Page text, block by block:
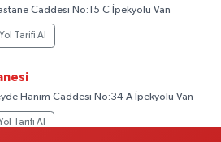
Caddesi No:15 C İpekyolu Van
Yol Tarifi Al
Hanım Caddesi No:34 A İpekyolu Van
Tarifi Al